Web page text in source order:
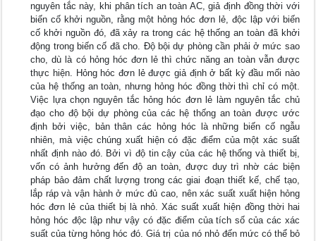
nguyên tắc này, khi phân tích an toàn AC, giả định đồng thời với
biến cố khởi nguồn, rằng một hỏng hóc đơn lẻ, độc lập với biến
cố khởi nguồn đó, đã xảy ra trong các hệ thống an toàn đã khởi
động trong biến cố đã cho. Độ bội dự phòng cần phải ở mức sao
cho, dù là có hỏng hóc đơn lẻ thì chức năng an toàn vẫn được
thực hiện. Hỏng hóc đơn lẻ được giả định ở bất kỳ đầu mối nào
của hệ thống an toàn, nhưng hỏng hóc đồng thời thì chỉ có một.
Việc lựa chọn nguyên tắc hỏng hóc đơn lẻ làm nguyên tắc chủ
đạo cho độ bội dự phòng của các hệ thống an toàn được ước
định bởi việc, bản thân các hỏng hóc là những biến cố ngẫu
nhiên, mà việc chúng xuất hiện có đặc điểm của một xác suất
nhất định nào đó. Bởi vì độ tin cậy của các hệ thống và thiết bị,
vốn có ảnh hưởng đến độ an toàn, được duy trì nhờ các biện
pháp bảo đảm chất lượng trong các giai đoạn thiết kế, chế tạo,
lắp ráp và vận hành ở mức đủ cao, nên xác suất xuất hiện hỏng
hóc đơn lẻ của thiết bị là nhỏ. Xác suất xuất hiện đồng thời hai
hỏng hóc độc lập như vậy có đặc điểm của tích số của các xác
suất của từng hỏng hóc đó. Giá trị của nó nhỏ đến mức có thể bỏ